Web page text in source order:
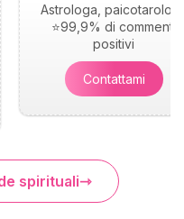
Astrologa,
⭐99,9% di commenti
positivi
Contattami
spirituali